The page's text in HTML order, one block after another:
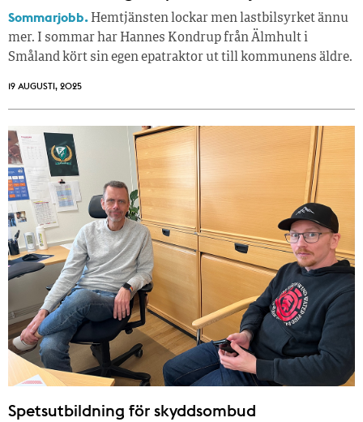
Sommarjobb. Hemtjänsten lockar men lastbilsyrket ännu
mer. I sommar har Hannes Kondrup från Älmhult i
Småland kört sin egen epatraktor ut till kommunens äldre.
19 AUGUSTI, 2025
Spetsutbildning för skyddsombud